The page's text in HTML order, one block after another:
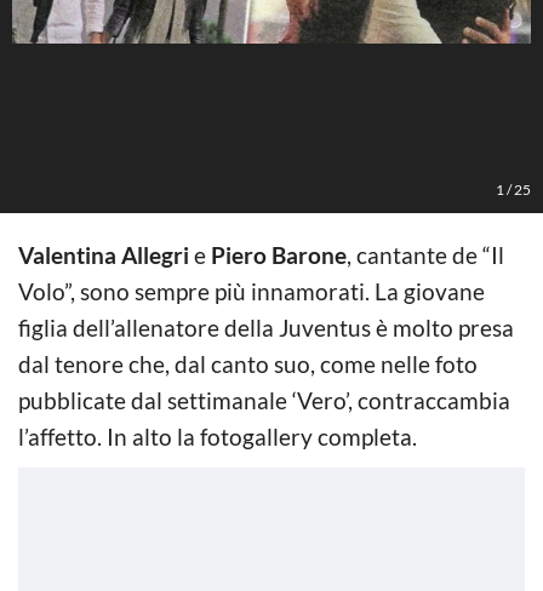
1 /25
Valentina Allegri e Piero Barone, cantante de “Il
Volo”, sono sempre più innamorati. La giovane
figlia dell’allenatore della Juventus è molto presa
dal tenore che, dal canto suo, come nelle foto
pubblicate dal settimanale ‘Vero’, contraccambia
l’affetto. In alto la fotogallery completa.